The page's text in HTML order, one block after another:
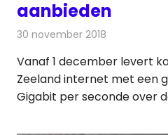
aanbieden
30 november 2018
Vanaf 1 december levert
Zeeland internet met een
Gigabit per seconde over